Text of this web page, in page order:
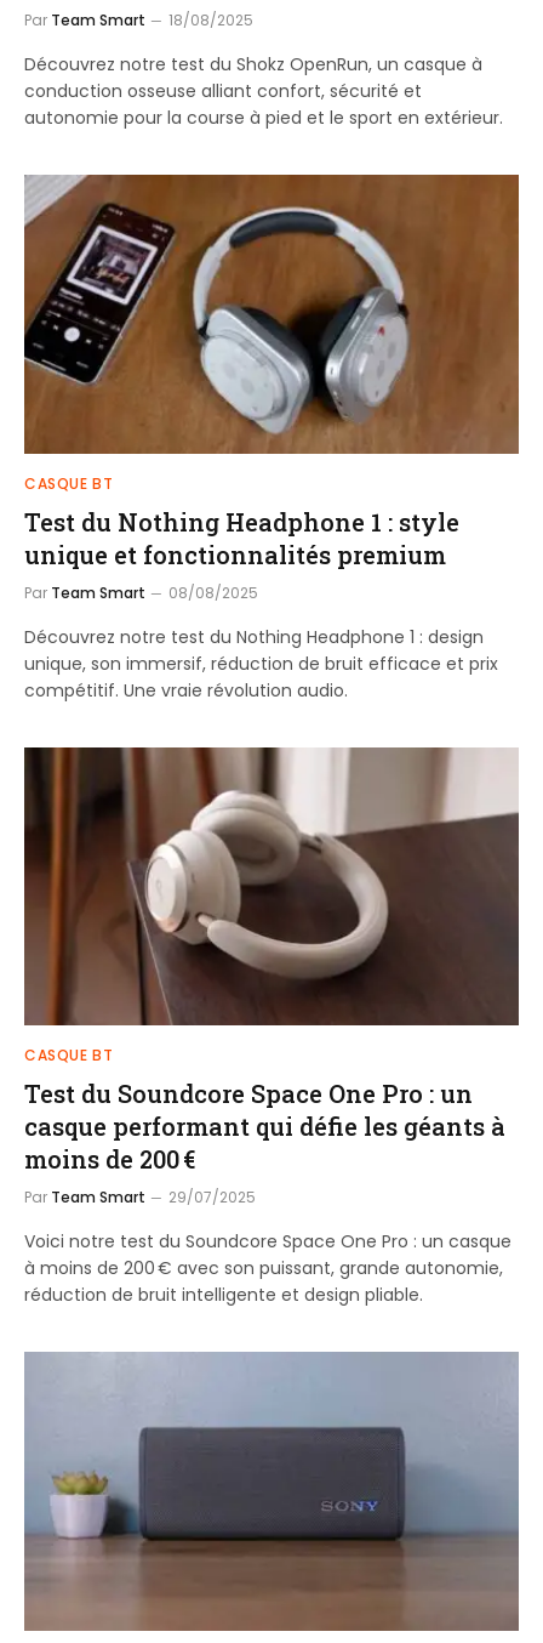
Par Team Smart 18/08/2025
Découvrez notre test du Shokz OpenRun, un casque à
conduction osseuse alliant confort, sécurité et
autonomie pour la course à pied et le sport en extérieur.
CASQUE BT
Test du Nothing Headphone 1 : style
unique et fonctionnalités premium
Par Team Smart 08/08/2025
Découvrez notre test du Nothing Headphone 1 : design
unique, son immersif, réduction de bruit efficace et prix
compétitif. Une vraie révolution audio.
CASQUE BT
Test du Soundcore Space One Pro : un
casque performant qui défie les géants à
moins de 200 €
Par Team Smart 29/07/2025
Voici notre test du Soundcore Space One Pro : un casque
à moins de 200 € avec son puissant, grande autonomie,
réduction de bruit intelligente et design pliable.